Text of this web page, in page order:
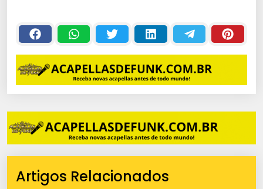
Artigos Relacionados